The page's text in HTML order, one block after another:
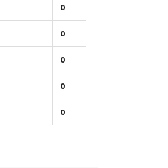
0
0
0
0
0